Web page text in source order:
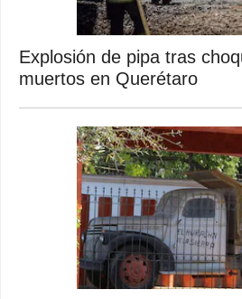
Explosión de pipa tras
muertos en Querétaro